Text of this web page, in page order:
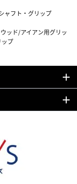
ャフト・グリップ
ッド/アイアン用グリッ
ップ